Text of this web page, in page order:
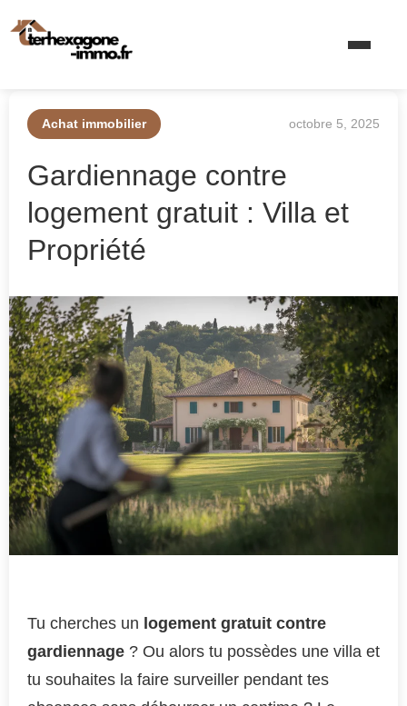
Achat immobilier octobre 5, 2025
Gardiennage contre
logement gratuit : Villa et
Propriété
Tu cherches un logement gratuit contre
gardiennage ? Ou alors tu possèdes une villa et
tu souhaites la faire surveiller pendant tes